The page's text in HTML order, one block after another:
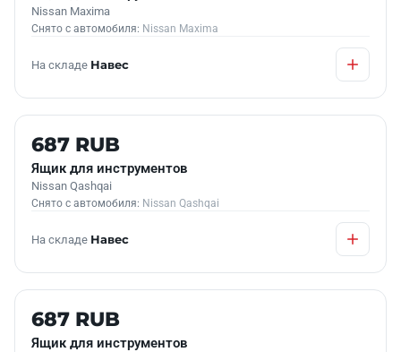
Nissan Maxima
Снято с автомобиля: Nissan Maxima
На складе Навес
Б/У В НАЛИЧИИ
687 RUB
Ящик для инструментов
Nissan Qashqai
Снято с автомобиля: Nissan Qashqai
На складе Навес
Б/У В НАЛИЧИИ
687 RUB
Ящик для инструментов